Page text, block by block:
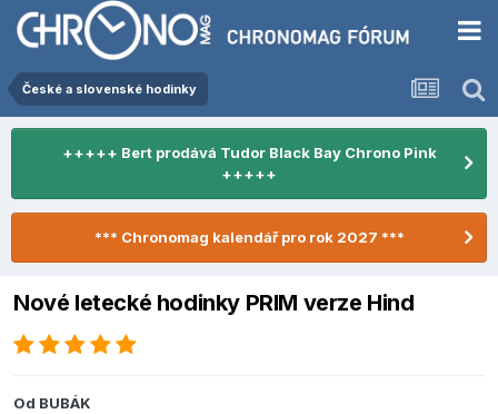
České a slovenské hodinky
+++++ Bert prodává Tudor Black Bay Chrono Pink
+++++
*** Chronomag kalendář pro rok 2027 ***
Nové letecké hodinky PRIM verze Hind
Od BUBÁK